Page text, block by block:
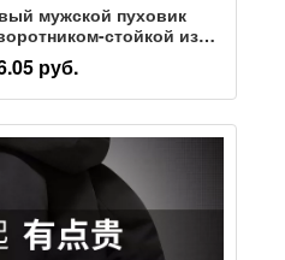
мужской пуховик
стойкой из
пуха
руб.